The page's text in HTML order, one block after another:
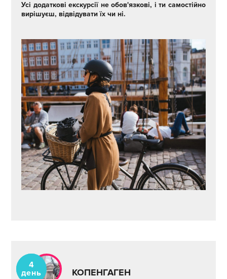
Усі додаткові екскурсії не обов'язкові, і ти самостійно
вирішуєш, відвідувати їх чи ні.
4
день
КОПЕНГАГЕН